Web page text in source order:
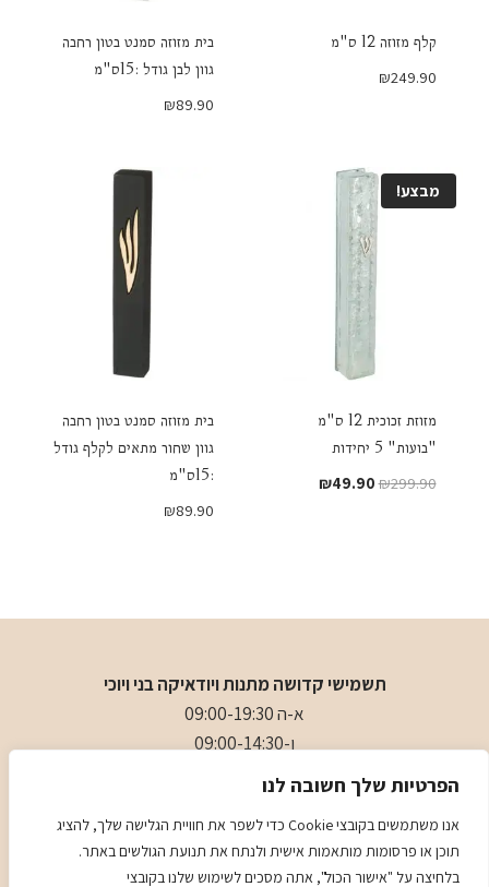
הפרטיות שלך חשובה לנו
אנו משתמשים בקובצי Cookie כדי לשפר את חוויית הגלישה שלך, להציג
תוכן או פרסומות מותאמות אישית ולנתח את תנועת הגולשים באתר.
בלחיצה על "אישור הכול", אתה מסכים לשימוש שלנו בקובצי
קלף מזוזה 12 ס"מ
₪249.90
בית מזוזה סמנט בטון רחבה
גוון לבן גודל :15ס"מ
₪89.90
מבצע!
מזוזת זכוכית 12 ס"מ
"בועות" 5 יחידות
₪299.90
המחיר ₪49.90 המחיר
בית מזוזה סמנט בטון רחבה
גוון שחור מתאים לקלף גודל
:15ס"מ
₪89.90
תשמישי קדושה מתנות ויודאיקה בני ויוכי
א-ה 09:00-19:30
ו-09:00-14:30
- 0509501282
: כיכר המייסדים 4 ראשון לציון (ליד הבית כנסת הגדול)
מדיניות מדיניות COOKIES